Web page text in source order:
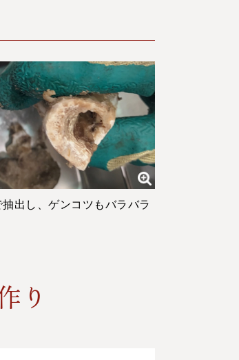
抽出し、ゲンコツもバラバラ
り